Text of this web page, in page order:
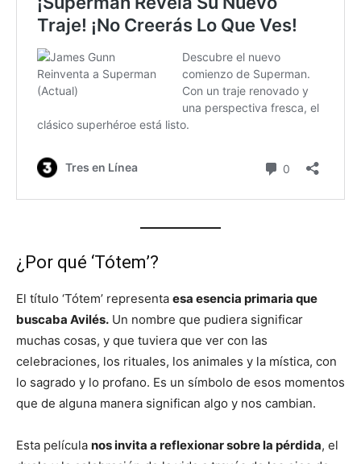
¿Por qué ‘Tótem’?
El título ‘Tótem’ representa esa esencia primaria que
buscaba Avilés. Un nombre que pudiera significar
muchas cosas, y que tuviera que ver con las
celebraciones, los rituales, los animales y la mística, con
lo sagrado y lo profano. Es un símbolo de esos momentos
que de alguna manera significan algo y nos cambian.
Esta película nos invita a reflexionar sobre la pérdida, el